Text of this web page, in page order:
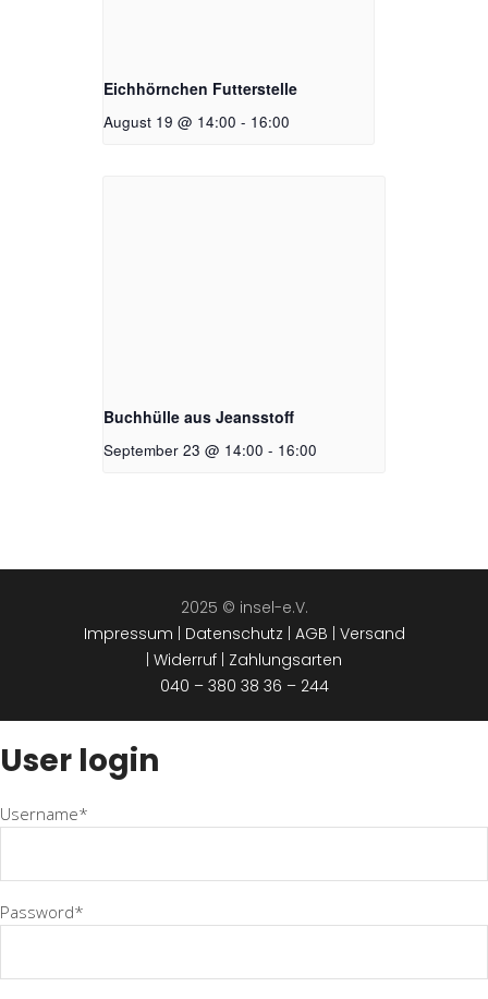
Eichhörnchen Futterstelle
August 19 @ 14:00 - 16:00
Buchhülle aus Jeansstoff
September 23 @ 14:00 - 16:00
2025 © insel-e.V.
Impressum
Datenschutz AGB Versand
Widerruf Zahlungsarten
040 – 380 38 36 – 244
User login
Username*
Password*